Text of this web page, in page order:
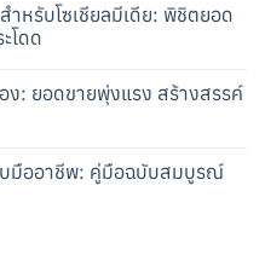
ำหรับโซเชียลมีเดีย: พิชิตยอด
โดด
ง: ยอดขายพุ่งแรง สร้างสรรค์
มืออาชีพ: คู่มือฉบับสมบูรณ์